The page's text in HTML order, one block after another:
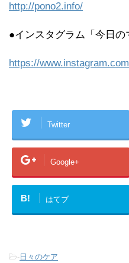
http://pono2.info/
●インスタグラム「今日
https://
Twitter
Google+
B! はてブ
- 日々のケア